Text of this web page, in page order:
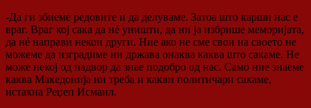
-Да ги збиеме редовите и да делуваме. Затоа што карши нас е
враг. Враг кој сака да нé уништи, да ни ја избрише меморијата,
да нé направи некои други. Ние ако не сме свои на своето не
можеме да изградиме ни држава онаква каква што сакаме. Не
може некој од надвор да знае подобро од нас. Само ние знаеме
каква Македонија ни треба и какви политичари сакаме,
истакна Реџеп Исмаил.